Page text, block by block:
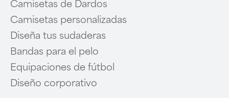
Camisetas de Dardos
Camisetas personalizadas
Diseña tus sudaderas
Bandas para el pelo
Equipaciones de fútbol
Diseño corporativo